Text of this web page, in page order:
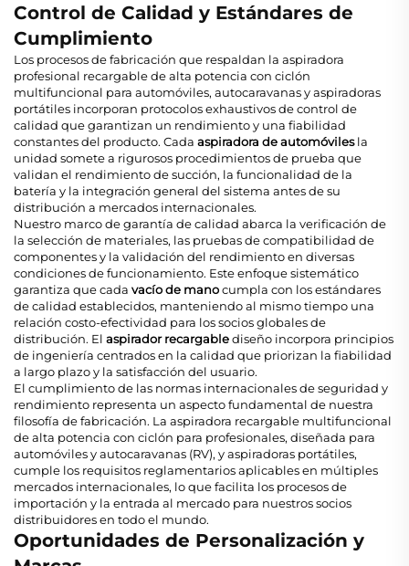
Control de Calidad y Estándares de
Cumplimiento
Los procesos de fabricación que respaldan la aspiradora
profesional recargable de alta potencia con ciclón
multifuncional para automóviles, autocaravanas y aspiradoras
portátiles incorporan protocolos exhaustivos de control de
calidad que garantizan un rendimiento y una fiabilidad
constantes del producto. Cada aspiradora de automóvilesla
unidad somete a rigurosos procedimientos de prueba que
validan el rendimiento de succión, la funcionalidad de la
batería y la integración general del sistema antes de su
distribución a mercados internacionales.
Nuestro marco de garantía de calidad abarca la verificación de
la selección de materiales, las pruebas de compatibilidad de
componentes y la validación del rendimiento en diversas
condiciones de funcionamiento. Este enfoque sistemático
garantiza que cada vacío de manocumpla con los estándares
de calidad establecidos, manteniendo al mismo tiempo una
relación costo-efectividad para los socios globales de
distribución. El aspirador recargablediseño incorpora principios
de ingeniería centrados en la calidad que priorizan la fiabilidad
a largo plazo y la satisfacción del usuario.
El cumplimiento de las normas internacionales de seguridad y
rendimiento representa un aspecto fundamental de nuestra
filosofía de fabricación. La aspiradora recargable multifuncional
de alta potencia con ciclón para profesionales, diseñada para
automóviles y autocaravanas (RV), y aspiradoras portátiles,
cumple los requisitos reglamentarios aplicables en múltiples
mercados internacionales, lo que facilita los procesos de
importación y la entrada al mercado para nuestros socios
distribuidores en todo el mundo.
Oportunidades de Personalización y